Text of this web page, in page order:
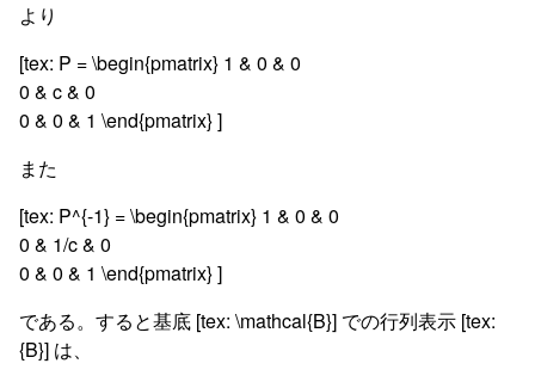
より
[tex: P = \begin{pmatrix} 1 & 0 & 0
0 & c & 0
0 & 0 & 1 \end{pmatrix} ]
また
[tex: P^{-1} = \begin{pmatrix} 1 & 0 & 0
0 & 1/c & 0
0 & 0 & 1 \end{pmatrix} ]
である。すると基底 [tex: \mathcal{B}] での行列表示 [tex:
{B}] は、